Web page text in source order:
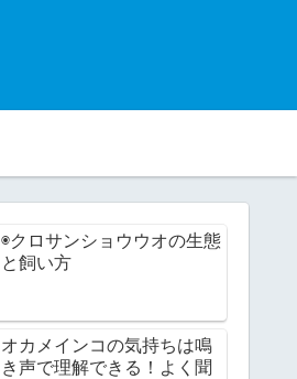
◉クロサンショウウオの生態
と飼い方
オカメインコの気持ちは鳴
き声で理解できる！よく聞